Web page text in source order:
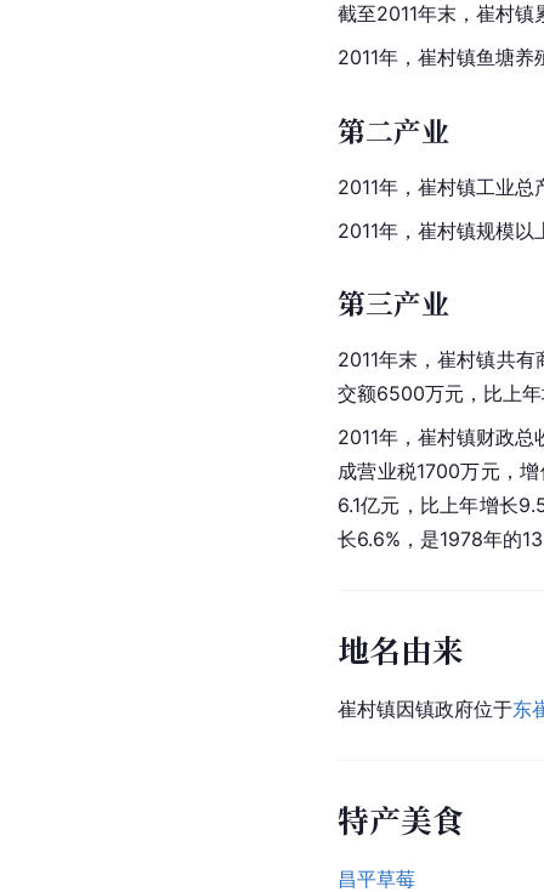
截至2011年末，崔村
2011年，崔村镇鱼塘
第二产业
2011年，崔村镇工业
2011年，崔村镇规模以
第三产业
2011年末，崔村镇共
交额6500万元，比上年
2011年，崔村镇财政
成营业税1700万元，
6.1亿元，比上年增长
长6.6%，是1978年的
地名由来
崔村镇因镇政府位于东
特产美食
昌平草莓